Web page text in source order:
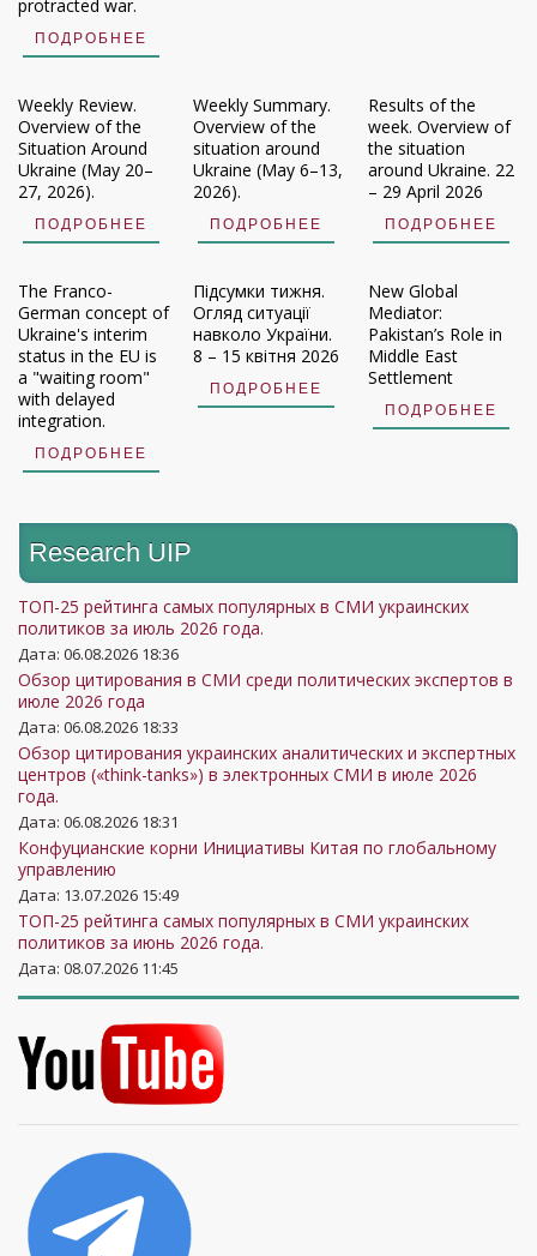
protracted war.
ПОДРОБНЕЕ
Weekly Review.
Overview of the
Situation Around
Ukraine (May 20–
27, 2026).
ПОДРОБНЕЕ
Weekly Summary.
Overview of the
situation around
Ukraine (May 6–13,
2026).
ПОДРОБНЕЕ
Results of the
week. Overview of
the situation
around Ukraine. 22
– 29 April 2026
ПОДРОБНЕЕ
The Franco-
German concept of
Ukraine's interim
status in the EU is
a "waiting room"
with delayed
integration.
ПОДРОБНЕЕ
Підсумки тижня.
Огляд ситуації
навколо України.
8 – 15 квітня 2026
ПОДРОБНЕЕ
New Global
Mediator:
Pakistan’s Role in
Middle East
Settlement
ПОДРОБНЕЕ
Research UIP
ТОП-25 рейтинга самых популярных в СМИ украинских
политиков за июль 2026 года.
Дата: 06.08.2026 18:36
Обзор цитирования в СМИ среди политических экспертов в
июле 2026 года
Дата: 06.08.2026 18:33
Обзор цитирования украинских аналитических и экспертных
центров («think-tanks») в электронных СМИ в июле 2026
года.
Дата: 06.08.2026 18:31
Конфуцианские корни Инициативы Китая по глобальному
управлению
Дата: 13.07.2026 15:49
ТОП-25 рейтинга самых популярных в СМИ украинских
политиков за июнь 2026 года.
Дата: 08.07.2026 11:45